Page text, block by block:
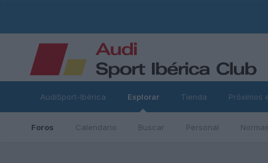
AudiSport-Ibérica Explorar
Foros Calendario Buscar Personal
Tienda Próximos